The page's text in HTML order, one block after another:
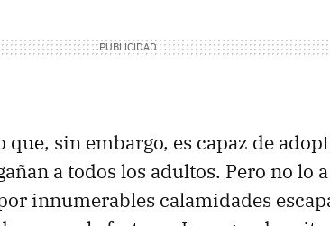
sin embargo, es capaz de
a todos los adultos. Pero no lo
innumerables calamidades